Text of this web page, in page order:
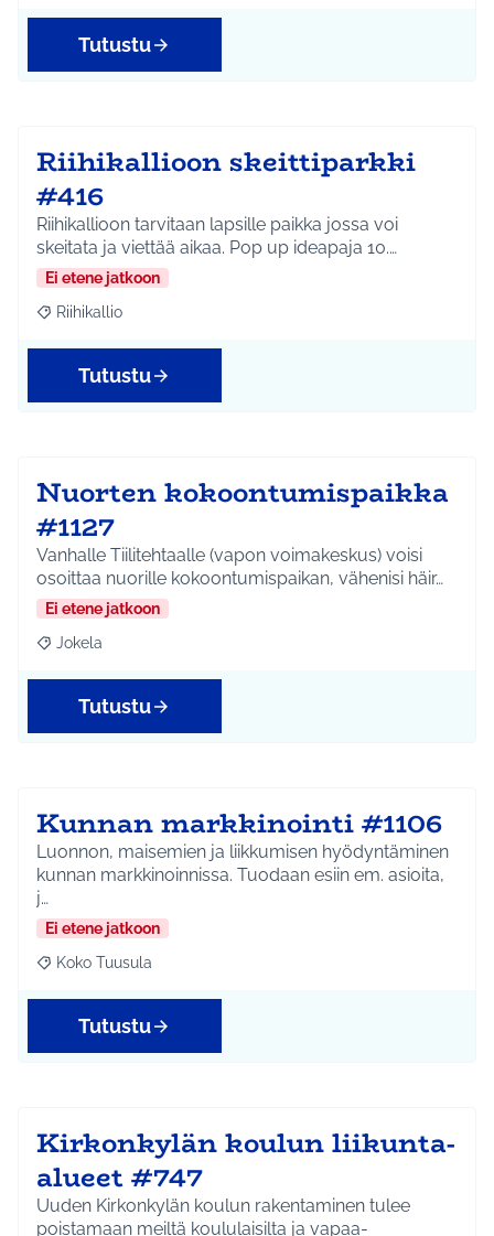
Tutustu
Riihikallioon skeittiparkki
#416
Riihikallioon tarvitaan lapsille paikka jossa voi
skeitata ja viettää aikaa. Pop up ideapaja 10.…
Ei etene jatkoon
Rajaa tulokset aihepiirin mukaan: Riihikallio
Riihikallio
Tutustu
Nuorten kokoontumispaikka
#1127
Vanhalle Tiilitehtaalle (vapon voimakeskus) voisi
osoittaa nuorille kokoontumispaikan, vähenisi häir…
Ei etene jatkoon
Rajaa tulokset aihepiirin mukaan: Jokela
Jokela
Tutustu
Kunnan markkinointi #1106
Luonnon, maisemien ja liikkumisen hyödyntäminen
kunnan markkinoinnissa. Tuodaan esiin em. asioita,
j…
Ei etene jatkoon
Rajaa tulokset aihepiirin mukaan: Koko Tuusula
Koko Tuusula
Tutustu
Kirkonkylän koulun liikunta-
alueet #747
Uuden Kirkonkylän koulun rakentaminen tulee
poistamaan meiltä koululaisilta ja vapaa-